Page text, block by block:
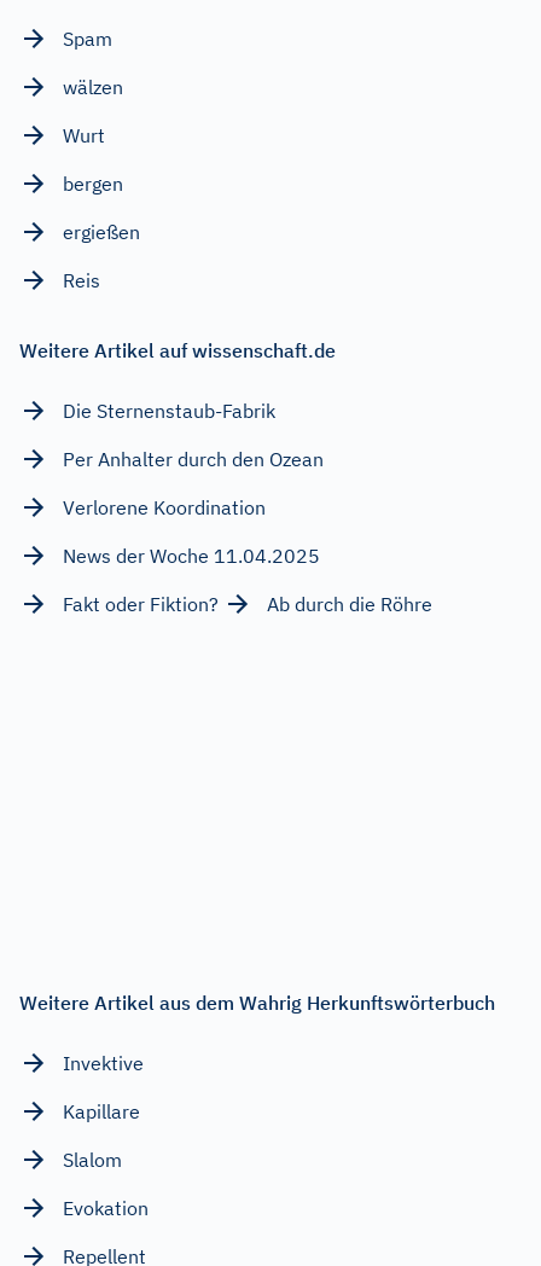
Spam
wälzen
Wurt
bergen
ergießen
Reis
Weitere Artikel auf wissenschaft.de
Die Sternenstaub-Fabrik
Per Anhalter durch den Ozean
Verlorene Koordination
News der Woche 11.04.2025
Fakt oder Fiktion?
Ab durch die Röhre
Weitere Artikel aus dem Wahrig Herkunftswörterbuch
Invektive
Kapillare
Slalom
Evokation
Repellent